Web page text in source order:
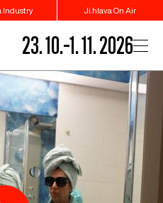
Industry Ji.hlava On Air
23. 10.–1. 11. 2026